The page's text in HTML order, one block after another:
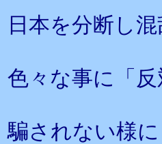
日本を分断し
色々な事に「
騙されない様